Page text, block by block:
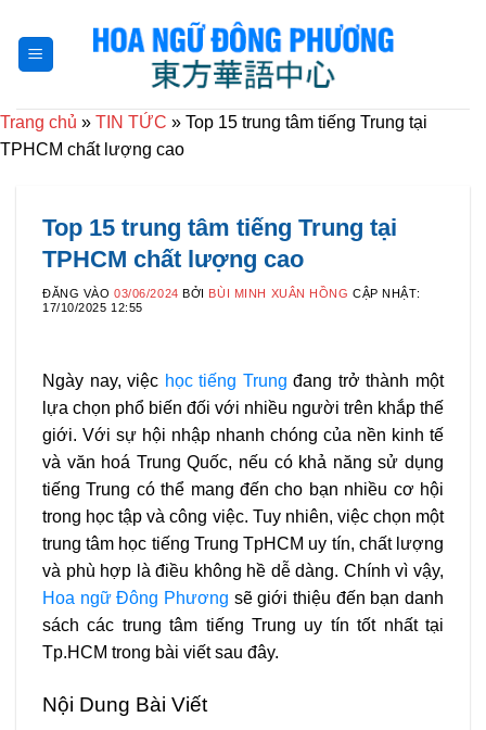
qua
nội
Trang chủ » TIN TỨC » Top 15 trung tâm tiếng Trung tại
TPHCM chất lượng cao
Top 15 trung tâm tiếng Trung tại
TPHCM chất lượng cao
ĐĂNG VÀO03/06/2024 BỞI BÙI MINH XUÂN HỒNG CẬP NHẬT:
17/10/2025 12:55
Ngày nay, việc học tiếng Trung đang trở thành một
lựa chọn phổ biến đối với nhiều người trên khắp thế
giới. Với sự hội nhập nhanh chóng của nền kinh tế
và văn hoá Trung Quốc, nếu có khả năng sử dụng
tiếng Trung có thể mang đến cho bạn nhiều cơ hội
trong học tập và công việc. Tuy nhiên, việc chọn một
trung tâm học tiếng Trung TpHCM uy tín, chất lượng
và phù hợp là điều không hề dễ dàng. Chính vì vậy,
Hoa ngữ Đông Phương sẽ giới thiệu đến bạn danh
sách các trung tâm tiếng Trung uy tín tốt nhất tại
Tp.HCM trong bài viết sau đây.
Nội Dung Bài Viết